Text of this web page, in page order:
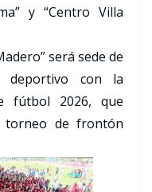
y “Centro Villa
será sede de
deportivo con la
fútbol 2026, que
torneo de frontón